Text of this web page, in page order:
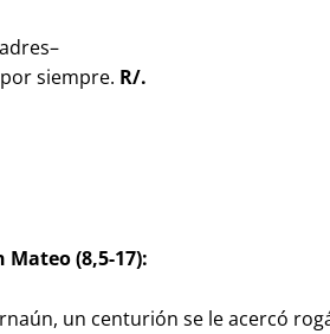
siempre. R/.
(8,5-17):
un centurión se le acercó